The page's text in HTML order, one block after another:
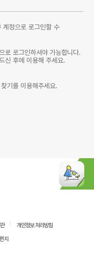
계정으로 로그인할 수
로 로그인하셔야 가능합니다.
신 후에 이용해 주세요.
기를 이용해주세요.
개인정보 처리방침
지